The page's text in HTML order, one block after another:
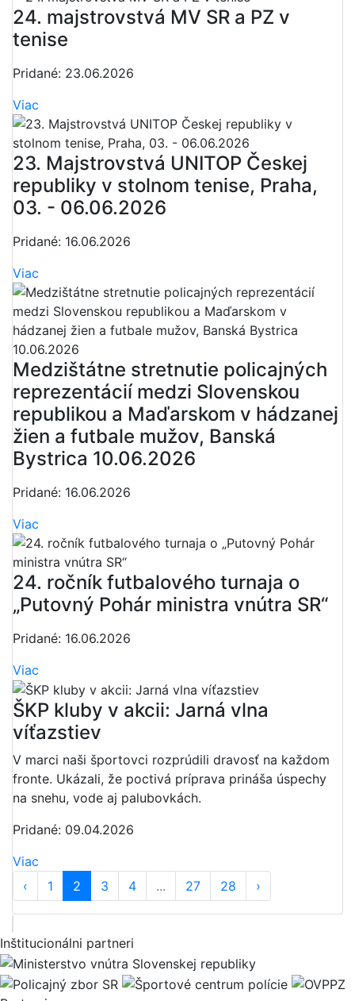
24. majstrovstvá MV SR a PZ v
tenise
Pridané: 23.06.2026
Viac
23. Majstrovstvá UNITOP Českej
republiky v stolnom tenise, Praha,
03. - 06.06.2026
Pridané: 16.06.2026
Viac
Medzištátne stretnutie policajných
reprezentácií medzi Slovenskou
republikou a Maďarskom v hádzanej
žien a futbale mužov, Banská
Bystrica 10.06.2026
Pridané: 16.06.2026
Viac
24. ročník futbalového turnaja o
„Putovný Pohár ministra vnútra SR“
Pridané: 16.06.2026
Viac
ŠKP kluby v akcii: Jarná vlna
víťazstiev
V marci naši športovci rozprúdili dravosť na každom
fronte. Ukázali, že poctivá príprava prináša úspechy
na snehu, vode aj palubovkách.
Pridané: 09.04.2026
Viac
‹
1 2 3 4 ... 27 28 ›
Inštitucionálni partneri